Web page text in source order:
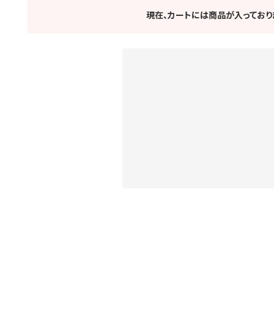
現在、カートには商品が入ってお